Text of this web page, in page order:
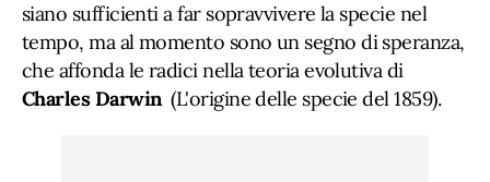
siano sufficienti a far sopravvivere la specie nel
tempo, ma al momento sono un segno di speranza,
che affonda le radici nella teoria evolutiva di
Charles Darwin(L'origine delle specie del 1859).